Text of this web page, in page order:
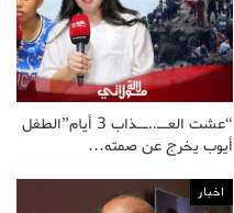
“عشت العــ..ــذاب 3 أيام”الطفل
أيوب يخرج عن صمته…
اخبار